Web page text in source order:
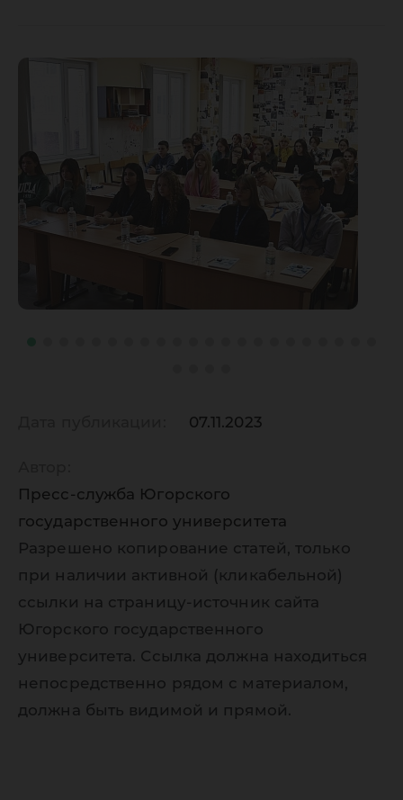
07.11.2023
Пресс-служба Югорского
государственного университета
Разрешено копирование статей, только
при наличии активной (кликабельной)
ссылки на страницу-источник сайта
Югорского государственного
университета. Ссылка должна находиться
непосредственно рядом с материалом,
должна быть видимой и прямой.